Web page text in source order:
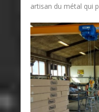
artisan du métal qui